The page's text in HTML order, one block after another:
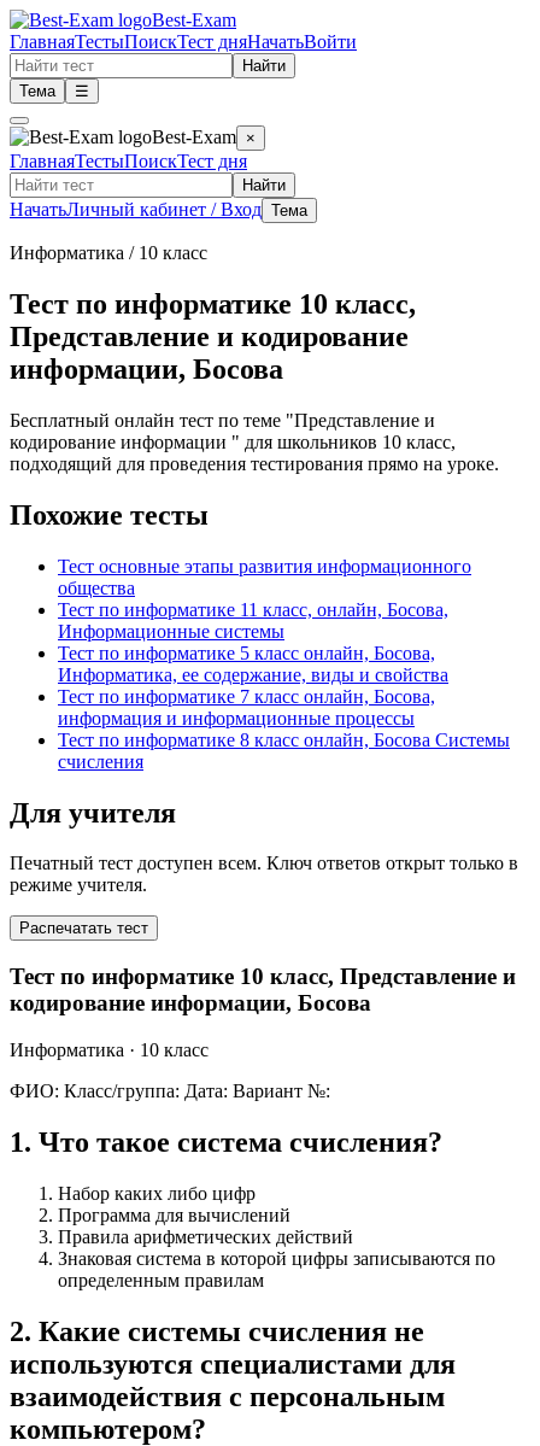
Best-Exam
ГлавнаяТестыПоискТест дняНачатьВойти
Найти
Тема
☰
Best-Exam ×
ГлавнаяТестыПоискТест дня
Найти
НачатьЛичный кабинет / Вход Тема
Информатика / 10 класс
Тест по информатике 10 класс,
Представление и кодирование
информации, Босова
Бесплатный онлайн тест по теме "Представление и
кодирование информации " для школьников 10 класс,
подходящий для проведения тестирования прямо на уроке.
Похожие тесты
Тест основные этапы развития информационного
общества
Тест по информатике 11 класс, онлайн, Босова,
Информационные системы
Тест по информатике 5 класс онлайн, Босова,
Информатика, ее содержание, виды и свойства
Тест по информатике 7 класс онлайн, Босова,
информация и информационные процессы
Тест по информатике 8 класс онлайн, Босова Системы
счисления
Для учителя
Печатный тест доступен всем. Ключ ответов открыт только в
режиме учителя.
Распечатать тест
Тест по информатике 10 класс, Представление и
кодирование информации, Босова
Информатика · 10 класс
ФИО: Класс/группа: Дата: Вариант №:
1. Что такое система счисления?
Набор каких либо цифр
Программа для вычислений
Правила арифметических действий
Знаковая система в которой цифры записываются по
определенным правилам
2. Какие системы счисления не
используются специалистами для
взаимодействия с персональным
компьютером?